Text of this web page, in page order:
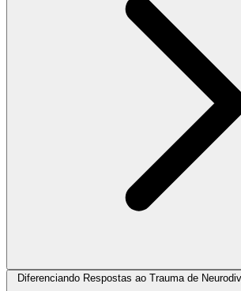
Diferenciando Respostas ao Trauma de